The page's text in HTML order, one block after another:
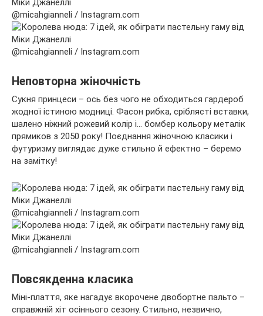
@micahgianneli / Instagram.com
@micahgianneli / Instagram.com
Неповторна жіночність
Сукня принцеси – ось без чого не обходиться гардероб
жодної істиною модниці. Фасон рибка, сріблясті вставки,
шалено ніжний рожевий колір і… бомбер кольору металік
прямиков з 2050 року! Поєднання жіночною класики і
футуризму виглядає дуже стильно й ефектно – беремо
на замітку!
@micahgianneli / Instagram.com
@micahgianneli / Instagram.com
Повсякденна класика
Міні-плаття, яке нагадує вкорочене двобортне пальто –
справжній хіт осіннього сезону. Стильно, незвично,